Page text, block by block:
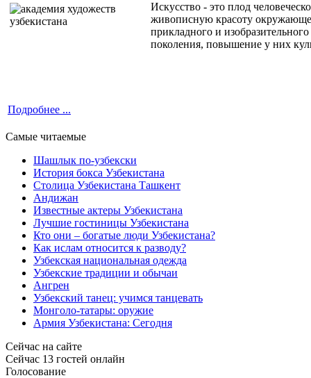
Искусство - это плод
живописную красоту
прикладного и
поколения, повышение у них
Подробнее ...
Самые читаемые
Шашлык по-узбекски
История бокса Узбекистана
Столица Узбекистана Ташкент
Андижан
Известные актеры Узбекистана
Лучшие гостиницы Узбекистана
Кто они – богатые люди Узбекистана?
Как ислам относится к разводу?
Узбекская национальная одежда
Узбекские традиции и обычаи
Ангрен
Узбекский танец: учимся танцевать
Монголо-татары: оружие
Армия Узбекистана: Сегодня
Сейчас на сайте
Сейчас 13 гостей онлайн
Голосование